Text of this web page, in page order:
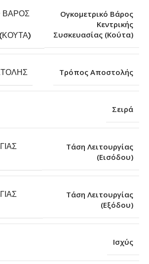
ΒΆΡΟΣ
Ογκομετρικό Βάρος
Κεντρικής
Συσκευασίας (Κούτα)
Τρόπος Αποστολής
Σειρά
Τάση Λειτουργίας
(Εισόδου)
Τάση Λειτουργίας
(Εξόδου)
Ισχύς